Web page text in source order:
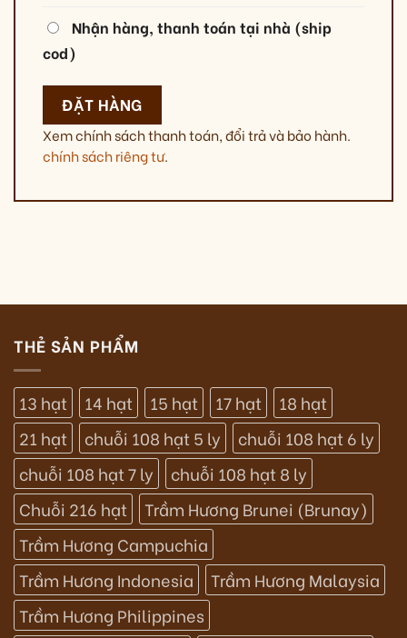
Nhận hàng, thanh toán tại nhà (ship
cod)
ĐẶT HÀNG
Xem chính sách thanh toán, đổi trả và bảo hành.
chính sách riêng tư.
THẺ SẢN PHẨM
13 hạt 14 hạt 15 hạt 17 hạt
18 hạt
21 hạt
chuỗi 108 hạt 5 ly
chuỗi 108 hạt 6 ly
chuỗi 108 hạt 7 ly
chuỗi 108 hạt 8 ly
Chuỗi 216 hạt
Trầm Hương Brunei (Brunay)
Trầm Hương Campuchia
Trầm Hương Indonesia
Trầm Hương Malaysia
Trầm Hương Philippines